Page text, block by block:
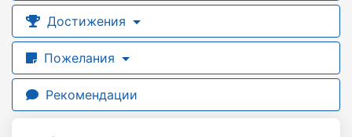
Достижения
Пожелания
Рекомендации